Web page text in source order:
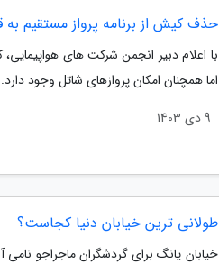
حذف کیش از برنامه پرواز مستقیم به
با اعلام دبیر انجمن شرکت های
اما همچنان امکان پروازهای شاتل وجود دارد.
9 دی 1403
طولانی ترین خیابان دنیا کجاست؟
خیابان یانگ برای گردشگران ماجراجو